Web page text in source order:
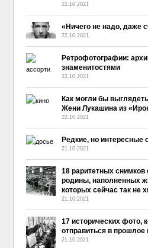
22.10.2021
«Ничего не надо,
22.10.2021
Ретрофотографии:
знаменитостями
22.10.2021
Как могли бы
Жени Лукашина из
22.10.2021
Редкие, но интересные
21.10.2021
18 раритетных снимков
родины, наполненных
которых сейчас так не
21.10.2021
17 исторических фото,
отправиться в прошлое
21.10.2021